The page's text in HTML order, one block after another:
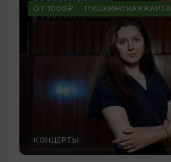
ОТ 1000₽ ПУШКИНСКАЯ КАРТА
КОНЦЕРТЫ